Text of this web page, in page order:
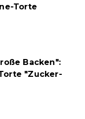
Torte
Backen":
"Zucker-